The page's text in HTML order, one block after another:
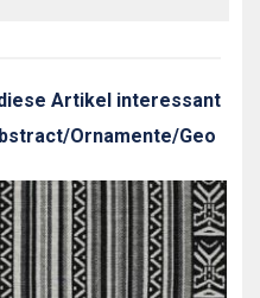
Artikel interessant
Ornamente/Geo